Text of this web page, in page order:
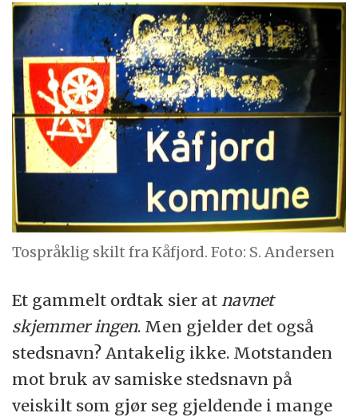
Tospråklig skilt fra Kåfjord. Foto: S. Andersen
Et gammelt ordtak sier at navnet
skjemmer ingen. Men gjelder det også
stedsnavn? Antakelig ikke. Motstanden
mot bruk av samiske stedsnavn på
veiskilt som gjør seg gjeldende i mange